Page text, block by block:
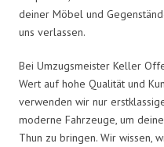
deiner Möbel und
uns verlassen.
Bei Umzugsmeister Keller
Wert auf hohe Qualität und
verwenden wir nur
moderne Fahrzeuge, um
Thun zu bringen. Wir wissen,